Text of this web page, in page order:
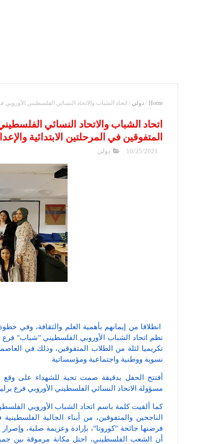
Home
/ دولي / اتحاد الشباب والاتحاد النسائي الفلسطيني الأوروبي
اتحاد الشباب والاتحاد النسائي
المتفوقين في المرحلتين الابتدائية
10/25/2021 دولي
انطلاقا من إيمانهم بأهمية العلم والثقافة، وفي
نظم اتحاد الشباب الأوروبي الفلسطيني "شباب" فرع
تكريميا لثلة من الطلاب المتفوقين، وذلك في
نسوية ووطنية واجتماعية ومؤسساتية
أفتتح الحفل بدقيقة صمت تحية للشهداء على وقع
مسؤولة الاتحاد النسائي الفلسطيني الأوروبي فرع
كما ألقيت كلمة باسم اتحاد الشباب الأوروبي
الناجحين والمتفوقين، من أبناء الجالية
فرضتها جائحة "كورونا"، بإرادة وعزيمة صلبة،
أن الشعب الفلسطيني، احتل مكانة مرموقة بين